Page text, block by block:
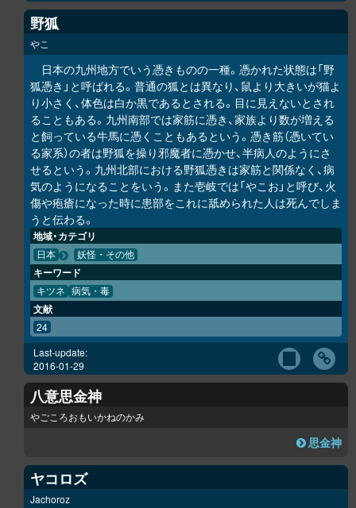
野狐
やこ
日本の九州地方でいう憑きものの一種。憑かれた状態は「野
狐憑き」と呼ばれる。普通の狐とは異なり、鼠より大きいが猫よ
り小さく、体色は白か黒であるとされる。目に見えないとされ
ることもある。九州南部では家筋に憑き、家族より数が増える
と飼っている牛馬に憑くこともあるという。憑き筋（憑いてい
る家系）の者は野狐を操り邪魔者に憑かせ、半病人のようにさ
せるという。九州北部における野狐憑きは家筋と関係なく、病
気のようになることをいう。また壱岐では「やこお」と呼び、火
傷や疱瘡になった時に患部をこれに舐められた人は死んでしま
うと伝わる。
地域・カテゴリ
日本 妖怪・その他
キーワード
キツネ 病気・毒
文献
24
Last-update:
2016-01-29
八意思金神
やごころおもいかねのかみ
思金神
ヤコロズ
Jachoroz